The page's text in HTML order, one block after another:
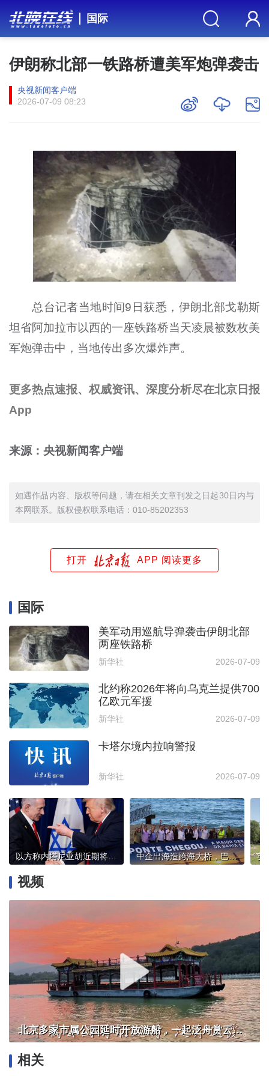
国际
伊朗称北部一铁路桥遭美军炮弹袭击
央视新闻客户端
2026-07-09 08:23
总台记者当地时间9日获悉，伊朗北部戈勒斯
坦省阿加拉市以西的一座铁路桥当天凌晨被数枚美
军炮弹击中，当地传出多次爆炸声。
更多热点速报、权威资讯、深度分析尽在北京日报
App
来源：央视新闻客户端
如遇作品内容、版权等问题，请在相关文章刊发之日起30日内与
本网联系。版权侵权联系电话：010-85202353
打开 APP 阅读更多
国际
美军动用巡航导弹袭击伊朗北部
两座铁路桥
新华社 2026-07-09
北约称2026年将向乌克兰提供700
亿欧元军援
新华社 2026-07-09
卡塔尔境内拉响警报
新华社 2026-07-09
以方称内塔尼亚胡近期将与特朗普会面 中企出海造跨海大桥，巴西总统卢拉：造福当地民众
视频
北京多家市属公园延时开放游船，一起泛舟赏云霞！
相关